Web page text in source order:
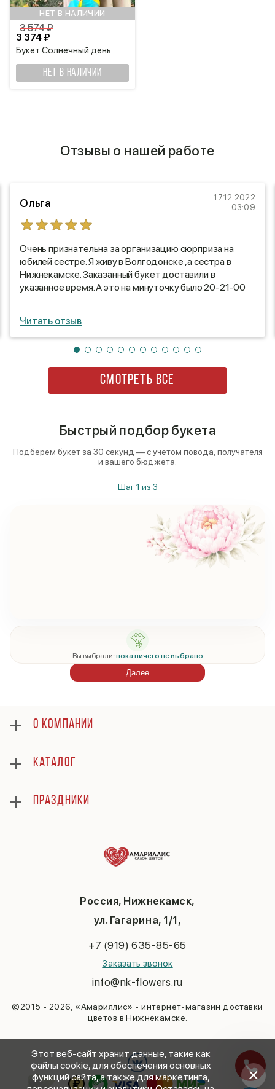
НЕТ В НАЛИЧИИ
Букет Солнечный день
3 374 ₽
3 574 ₽
НЕТ В НАЛИЧИИ
Отзывы о нашей работе
Ольга
17.12.2022
03:09
Очень признательна за организацию сюрприза на
юбилей сестре. Я живу в Волгодонске ,а сестра в
Нижнекамске. Заказанный букет доставили в
указанное время. А это на минуточку было 20-21-00
добавило интриги. Спасибо всем кто участвовал в
организации цветочного подарка. Сюрприз удался на
славу. Сестра не ожидала такого.Была приятно
удивлена и обрадована. Букет всем очень понравился.
Думаю клиентов у вас теперь прибавится.
ОГРОМНОЕ СПАСИБО .
Читать отзыв
СМОТРЕТЬ ВСЕ
Быстрый подбор букета
Подберём букет за 30 секунд — с учётом повода, получателя
и вашего бюджета.
Шаг1 из 3
Вы выбрали: пока ничего не выбрано
Далее
Этот веб-сайт хранит данные, такие как
файлы cookie, для обеспечения основных
функций сайта, а также для маркетинга,
×
Россия, Нижнекамск,
ул. Гагарина, 1/1,
+7 (919) 635-85-65
Заказать звонок
info@nk-flowers.ru
©2015 - 2026, «Амариллис» - интернет-магазин доставки
цветов в Нижнекамске.
О КОМПАНИИ
Оплата
Отзывы
Гарантии
Доставка
Вопросы и ответы
Политика конфиденциальности
КАТАЛОГ
Букеты
Композиции
ПРАЗДНИКИ
Последний звонок